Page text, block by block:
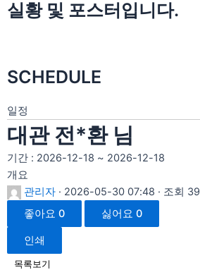
실황 및 포스터입니다.
SCHEDULE
일정
대관 전*환 님
기간 : 2026-12-18 ~ 2026-12-18
개요
관리자 · 2026-05-30 07:48 · 조회 39
좋아요 0 싫어요 0
인쇄
목록보기